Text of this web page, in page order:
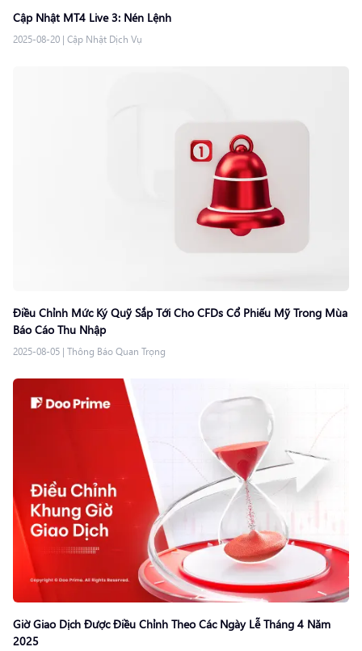
Cập Nhật MT4 Live 3: Nén Lệnh
2025-08-20 | Cập Nhật Dịch Vụ
Điều Chỉnh Mức Ký Quỹ Sắp Tới Cho CFDs Cổ Phiếu Mỹ Trong Mùa
Báo Cáo Thu Nhập
2025-08-05 | Thông Báo Quan Trọng
Giờ Giao Dịch Được Điều Chỉnh Theo Các Ngày Lễ Tháng 4 Năm
2025